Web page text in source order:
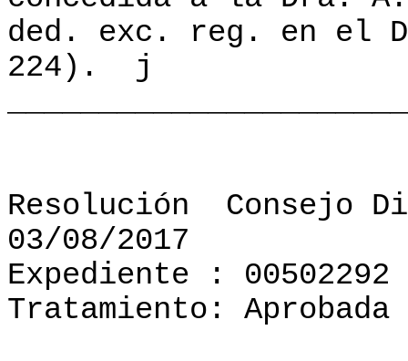
ded. exc. reg. en el
224).
j
Resolución
Consejo
03/08/2017
Expediente : 00502292
Tratamiento: Aprobada